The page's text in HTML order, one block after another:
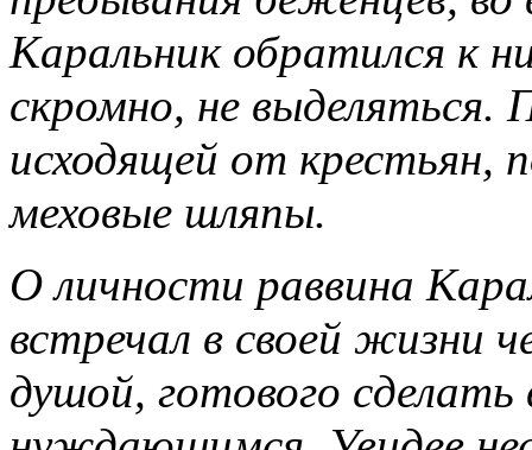
Каральник обратился к
скромно, не выделяться.
исходящей от крестьян,
меховые шляпы.
О личности раввина
встречал в своей жизни
душой, готового